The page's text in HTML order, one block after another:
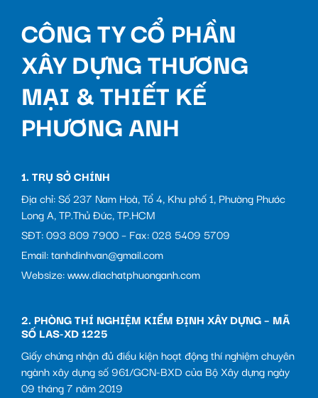
CÔNG TY CỔ PHẦN
XÂY DỰNG THƯƠNG
MẠI & THIẾT KẾ
PHƯƠNG ANH
1. TRỤ SỞ CHÍNH
Địa chỉ: Số 237 Nam Hoà, Tổ 4, Khu phố 1, Phường Phước
Long A, TP.Thủ Đức, TP.HCM
SĐT: 093 809 7900 – Fax: 028 5409 5709
Email: tanhdinhvan@gmail.com
Websize: www.diachatphuonganh.com
2. PHÒNG THÍ NGHIỆM KIỂM ĐỊNH XÂY DỰNG – MÃ
SỐ LAS-XD 1225
Giấy chứng nhận đủ điều kiện hoạt động thí nghiệm chuyên
ngành xây dựng số 961/GCN-BXD của Bộ Xây dựng ngày
09 tháng 7 năm 2019